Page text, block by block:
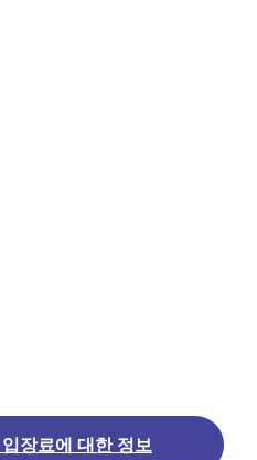
장료에 대한 정보